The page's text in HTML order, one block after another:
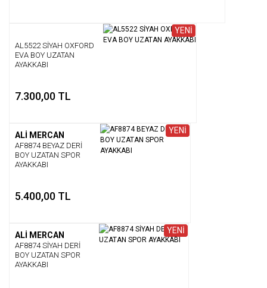
YENİ
AL5522 SİYAH OXFORD
EVA BOY UZATAN
AYAKKABI
7.300,00 TL
YENİ
ALİ MERCAN
AF8874 BEYAZ DERİ
BOY UZATAN SPOR
AYAKKABI
5.400,00 TL
YENİ
ALİ MERCAN
AF8874 SİYAH DERİ
BOY UZATAN SPOR
AYAKKABI